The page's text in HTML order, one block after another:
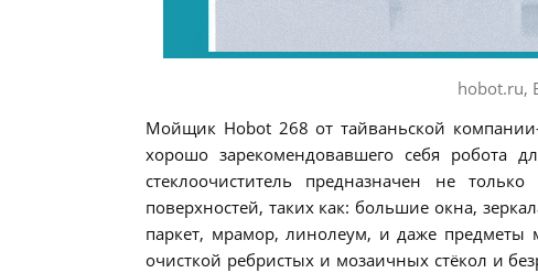
hobot.ru,
Мойщик Hobot 268 от тайваньской
хорошо зарекомендовавшего себя робота
стеклоочиститель предназначен не
поверхностей, таких как: большие окна,
паркет, мрамор, линолеум, и даже предметы
очисткой ребристых и мозаичных стёкол и